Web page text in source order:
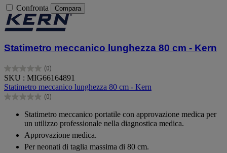
Confronta Compara
Statimetro meccanico lunghezza 80 cm - Kern
(0)
0.0
su
5
stelle.
SKU : MIG66164891
Statimetro meccanico lunghezza 80 cm - Kern
(0)
0.0
Statimetro meccanico portatile con approvazione medica per
un utilizzo professionale nella diagnostica medica.
Approvazione medica.
Per neonati di taglia massima di 80 cm.